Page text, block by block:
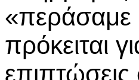
«περάσαμε
πρόκειται